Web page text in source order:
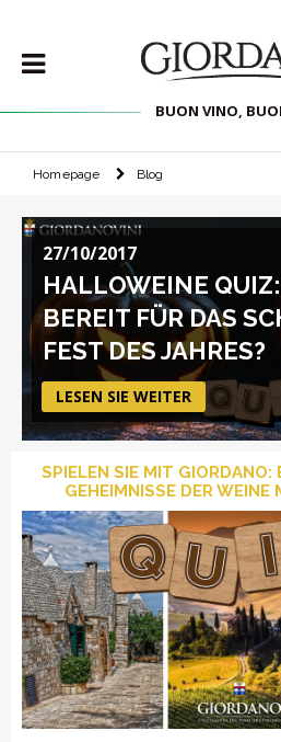
BUON VINO,
WEINE
DELIKATESSEN
PROBIERPAKETE
SPIRITOUSEN
ZUBEHÖR
INTERNATIONALE
AUSWAHL
ANGEBOTE
BLOG
LOGIN
Homepage Blog
27/10/2017
HALLOWEINE
BEREIT FÜR DAS
FEST DES JAHRES?
LESEN SIE WEITER
SPIELEN SIE MIT GIORDANO:
GEHEIMNISSE DER WEINE